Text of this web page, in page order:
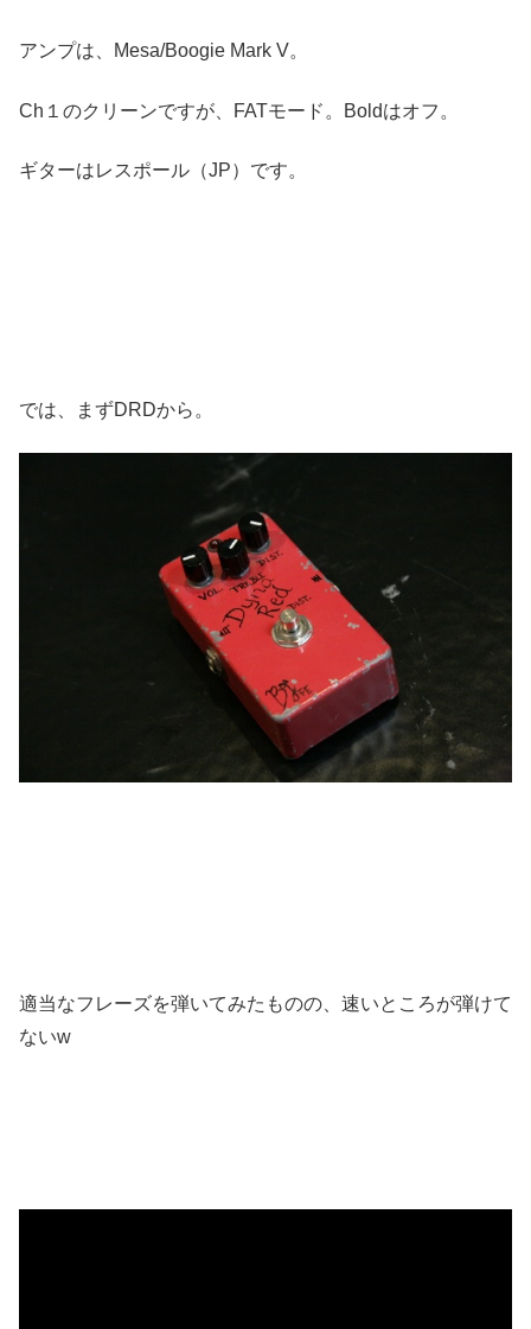
アンプは、Mesa/Boogie Mark V。
Ch１のクリーンですが、FATモード。Boldはオフ。
ギターはレスポール（JP）です。
では、まずDRDから。
適当なフレーズを弾いてみたものの、速いところが弾けて
ないw